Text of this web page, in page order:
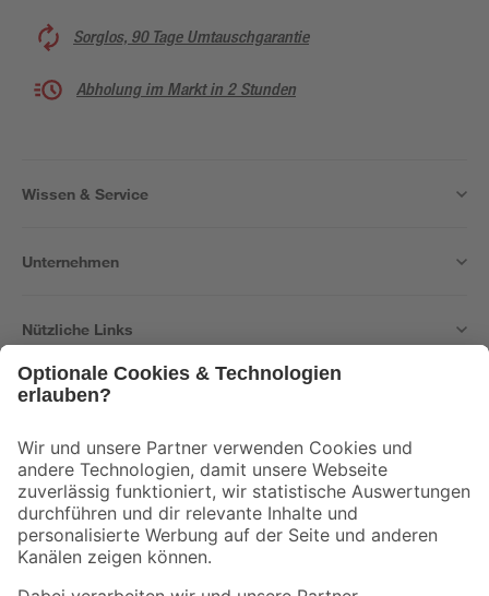
Sorglos, 90 Tage Umtauschgarantie
Abholung im Markt in 2 Stunden
Wissen & Service
Unternehmen
Nützliche Links
Der toom Newsletter: Keine Angebote und Aktionen mehr verpassen!
Zur Newsletter Anmeldung
Folge uns